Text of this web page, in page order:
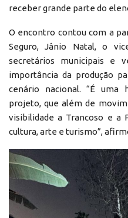
receber grande parte do
O encontro contou com a
Seguro, Jânio Natal, o
secretários municipais e
importância da produção
cenário nacional. “É uma
projeto, que além de
visibilidade a Trancoso e a
cultura, arte e turismo”,